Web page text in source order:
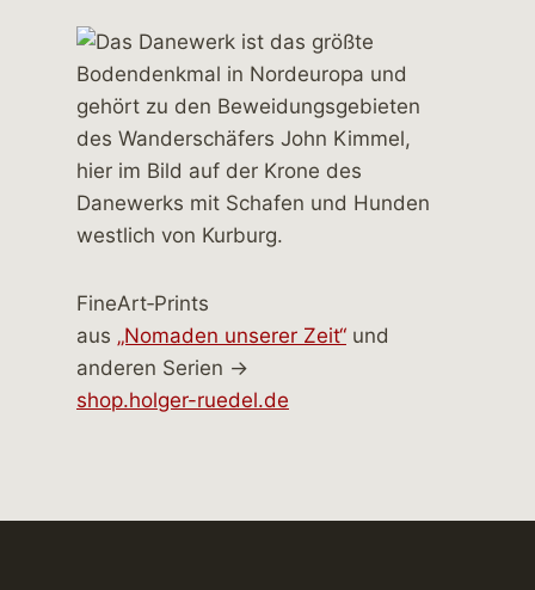
FineArt‑Prints
aus „Nomaden unserer Zeit“ und
anderen Serien →
shop.holger-ruedel.de